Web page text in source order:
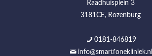
Raadhuisplein 3
3181CE, Rozenburg
0181-846819
info@smartfonekliniek.nl